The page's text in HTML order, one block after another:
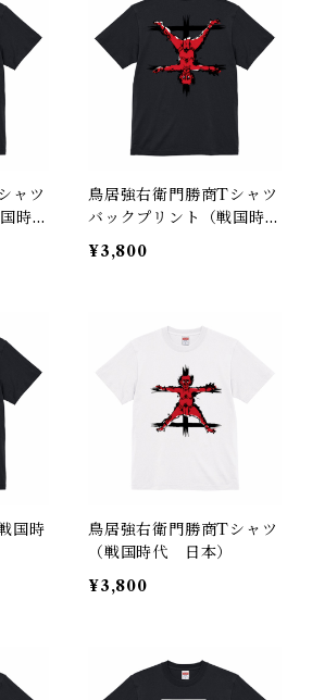
ャツ
時
鳥居強右衛門勝商Tシャツ
バックプリント（戦国時
代 日本）
¥3,800
国時
鳥居強右衛門勝商Tシャツ
（戦国時代 日本）
¥3,800